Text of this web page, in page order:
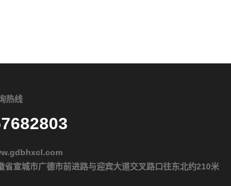
热线
省宣城市广德市前进路与迎宾大道交叉路口往东北约210米